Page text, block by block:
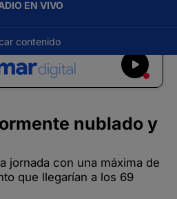
EN VIVO
nublado y
jornada con una máxima de
que llegarían a los 69